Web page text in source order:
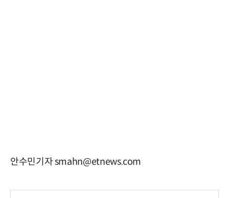
안수민기자 smahn@etnews.com